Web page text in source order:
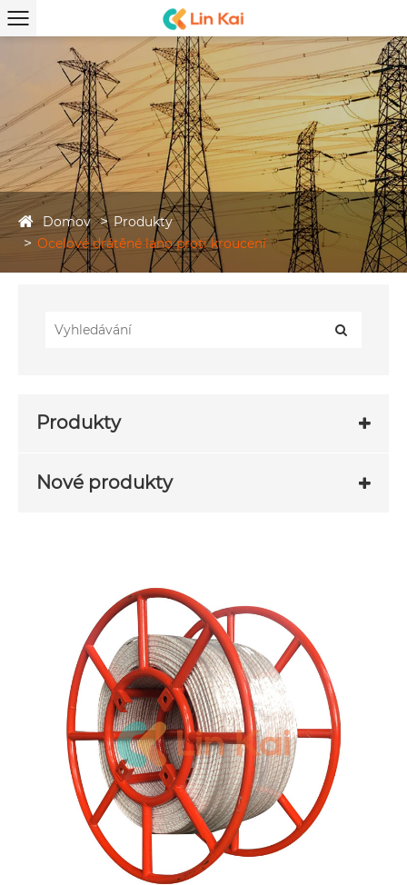
Domov
Produkty
Ocelové drátěné lano proti kroucení
Produkty
Nové produkty